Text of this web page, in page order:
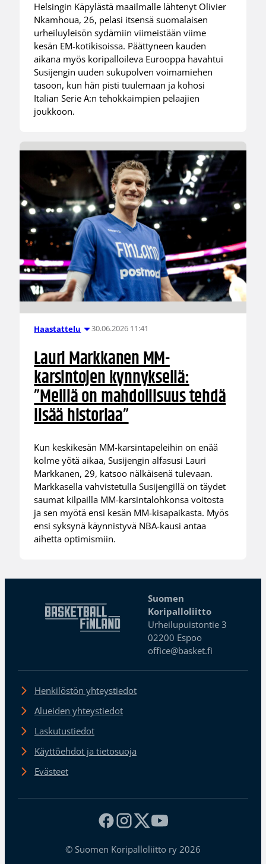
Helsingin Käpylästä maailmalle lähtenyt Olivier
Nkamhoua, 26, pelasi itsensä suomalaisen
urheiluyleisön sydämiin viimeistään viime
kesän EM-kotikisoissa. Päättyneen kauden
aikana myös koripalloileva Eurooppa havahtui
Susijengin uuden sukupolven voimamiehen
tasoon, kun hän pisti tuulemaan ja kohosi
Italian Serie A:n tehokkaimpien pelaajien
joukkoon.
Haastattelu 30.06.2026 11:41
Lauri Markkanen MM-
karsintojen kynnyksellä:
”Meillä on mahdollisuus tehdä
lisää historiaa”
Kun keskikesän MM-karsintapeleihin on enää
kolme yötä aikaa, Susijengin alfasusi Lauri
Markkanen, 29, katsoo nälkäisenä tulevaan.
Markkasella vahvistetulla Susijengillä on täydet
saumat kilpailla MM-karsintalohkonsa voitosta
ja sen myötä ensi kesän MM-kisapaikasta. Myös
ensi syksynä käynnistyvä NBA-kausi antaa
aihetta optimismiin.
Suomen
Koripalloliitto
Urheilupuistontie 3
02200 Espoo
office@basket.fi
Henkilöstön yhteystiedot
Alueiden yhteystiedot
Laskutustiedot
Käyttöehdot ja tietosuoja
Evästeet
© Suomen Koripalloliitto ry 2026